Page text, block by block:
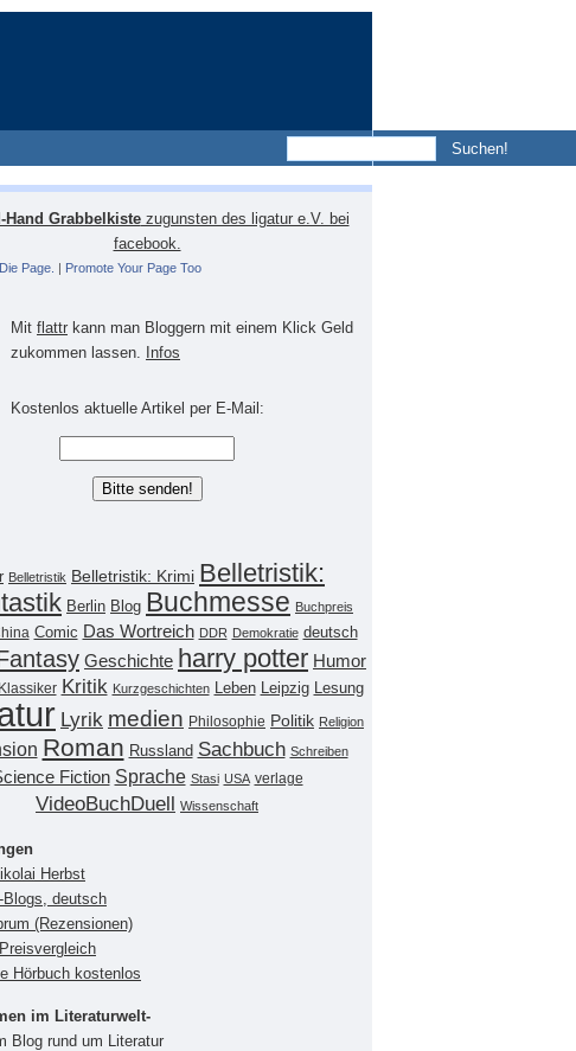
Hand Grabbelkistezugunsten des ligatur e.V. bei
facebook.
Page. | Promote Your Page Too
Mit flattr kann man Bloggern mit einem Klick Geld
zukommen lassen.
Infos
Kostenlos aktuelle Artikel per E-Mail:
Belletristik Belletristik: Krimi Belletristik:
Berlin Blog Buchmesse Buchpreis
Comic Das Wortreich DDR Demokratie deutsch
Geschichte harry potter Humor
Klassiker Kritik Kurzgeschichten Leben Leipzig Lesung
Lyrik medien Philosophie Politik Religion
Roman Russland Sachbuch Schreiben
Fiction Sprache Stasi USA verlage
VideoBuchDuell Wissenschaft
Herbst
Blogs, deutsch
(Rezensionen)
Hörbuch kostenlos
im Literaturwelt-
Blog rund um Literatur